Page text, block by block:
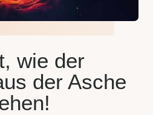
wie der
der Asche